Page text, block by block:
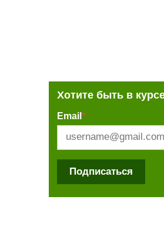
Хотите быть в
Email *
Подписаться